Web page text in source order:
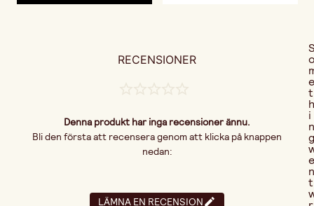
RECENSIONER
Denna produkt har inga recensioner ännu.
Bli den första att recensera genom att klicka på knappen
nedan:
LÄMNA EN RECENSION
e
t
h
i
n
g
e
n
t